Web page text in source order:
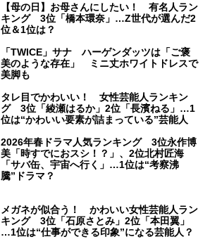
【母の日】お母さんにしたい！ 有名人ラン
キング 3位「橋本環奈」…Z世代が選んだ2
位＆1位は？
「TWICE」サナ ハーゲンダッツは「ご褒
美のような存在」 ミニ丈ホワイトドレスで
美脚も
タレ目でかわいい！ 女性芸能人ランキン
グ 3位「綾瀬はるか」2位「長濱ねる」…1
位は“かわいい要素が詰まっている”芸能人
2026年春ドラマ人気ランキング 3位永作博
美「時すでにおスシ！？」、2位北村匠海
「サバ缶、宇宙へ行く」…1位は“考察沸
騰”ドラマ？
メガネが似合う！ かわいい女性芸能人ラン
キング 3位「石原さとみ」2位「本田翼」
…1位は“仕事ができる印象”になる芸能人？